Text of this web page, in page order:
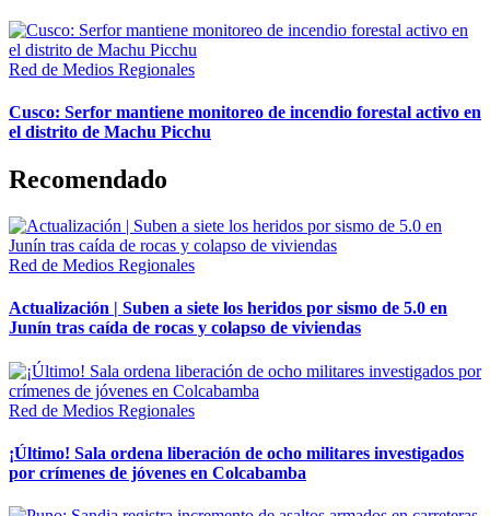
Red de Medios Regionales
Cusco: Serfor mantiene monitoreo de incendio forestal activo en
el distrito de Machu Picchu
Recomendado
Red de Medios Regionales
Actualización | Suben a siete los heridos por sismo de 5.0 en
Junín tras caída de rocas y colapso de viviendas
Red de Medios Regionales
¡Último! Sala ordena liberación de ocho militares investigados
por crímenes de jóvenes en Colcabamba